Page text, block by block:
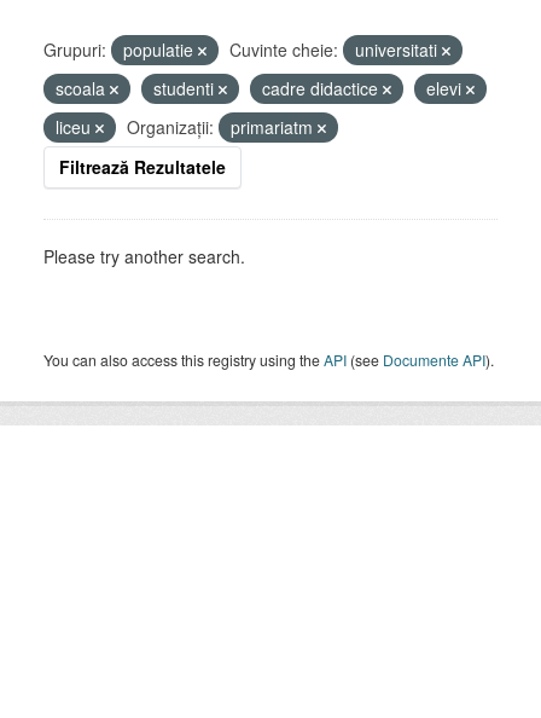
Grupuri: populatie Cuvinte cheie:
universitati
scoala
studenti cadre didactice
elevi
liceu
Organizații:
primariatm
Filtrează Rezultatele
Please try another search.
You can also access this registry using theAPI (see Documente API).